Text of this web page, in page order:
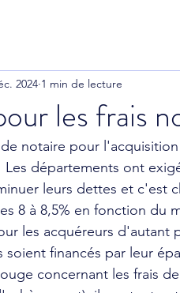
les frais
2024 1 min de lecture
notaire pour
départements ont
leurs dettes et c'est
8 à 8,5% en fonction
les acquéreurs d'autant
soient financés par leur
concernant les frais